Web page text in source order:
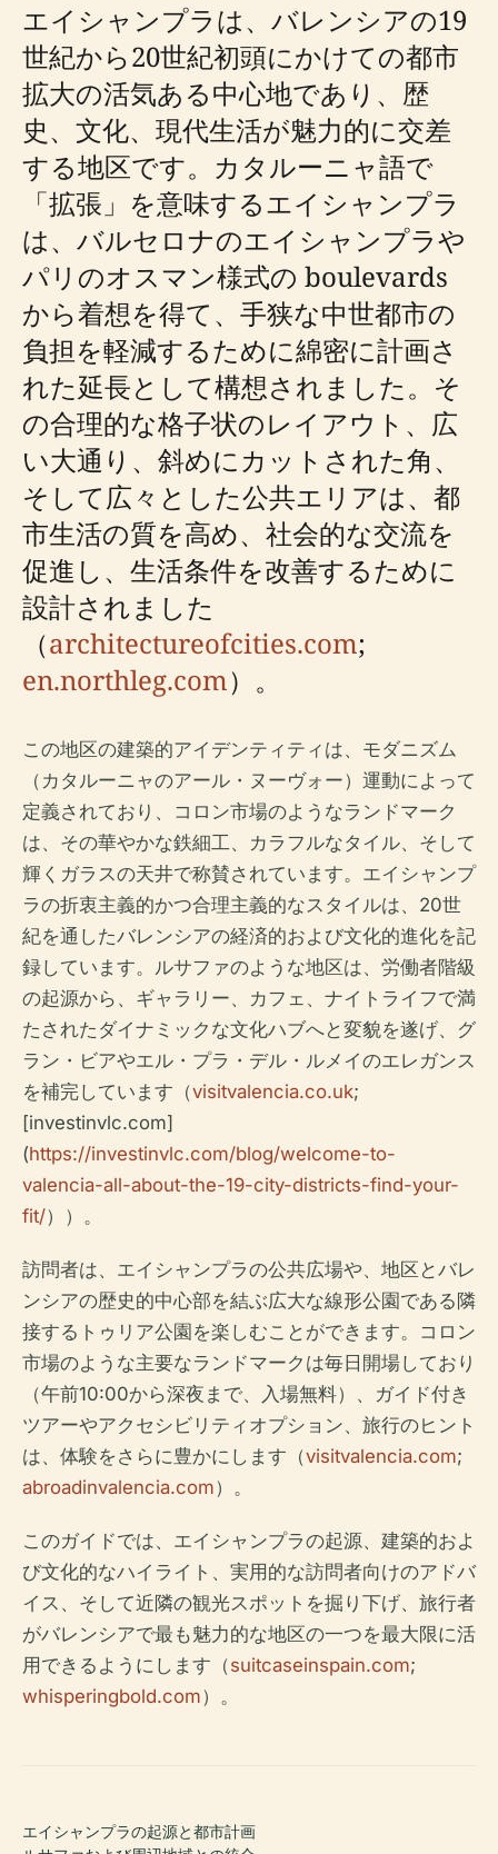
エイシャンプラは、バレンシアの19
世紀から20世紀初頭にかけての都市
拡大の活気ある中心地であり、歴
史、文化、現代生活が魅力的に交差
する地区です。カタルーニャ語で
「拡張」を意味するエイシャンプラ
は、バルセロナのエイシャンプラや
パリのオスマン様式の boulevards
から着想を得て、手狭な中世都市の
負担を軽減するために綿密に計画さ
れた延長として構想されました。そ
の合理的な格子状のレイアウト、広
い大通り、斜めにカットされた角、
そして広々とした公共エリアは、都
市生活の質を高め、社会的な交流を
促進し、生活条件を改善するために
設計されました
（architectureofcities.com;
en.northleg.com）。
この地区の建築的アイデンティティは、モダニズム
（カタルーニャのアール・ヌーヴォー）運動によって
定義されており、コロン市場のようなランドマーク
は、その華やかな鉄細工、カラフルなタイル、そして
輝くガラスの天井で称賛されています。エイシャンプ
ラの折衷主義的かつ合理主義的なスタイルは、20世
紀を通したバレンシアの経済的および文化的進化を記
録しています。ルサファのような地区は、労働者階級
の起源から、ギャラリー、カフェ、ナイトライフで満
たされたダイナミックな文化ハブへと変貌を遂げ、グ
ラン・ビアやエル・プラ・デル・ルメイのエレガンス
を補完しています（visitvalencia.co.uk;
[investinvlc.com]
(https://investinvlc.com/blog/welcome-to-
valencia-all-about-the-19-city-districts-find-your-
fit/））。
訪問者は、エイシャンプラの公共広場や、地区とバレ
ンシアの歴史的中心部を結ぶ広大な線形公園である隣
接するトゥリア公園を楽しむことができます。コロン
市場のような主要なランドマークは毎日開場しており
（午前10:00から深夜まで、入場無料）、ガイド付き
ツアーやアクセシビリティオプション、旅行のヒント
は、体験をさらに豊かにします（visitvalencia.com;
abroadinvalencia.com）。
このガイドでは、エイシャンプラの起源、建築的およ
び文化的なハイライト、実用的な訪問者向けのアドバ
イス、そして近隣の観光スポットを掘り下げ、旅行者
がバレンシアで最も魅力的な地区の一つを最大限に活
用できるようにします（suitcaseinspain.com;
whisperingbold.com）。
エイシャンプラの起源と都市計画